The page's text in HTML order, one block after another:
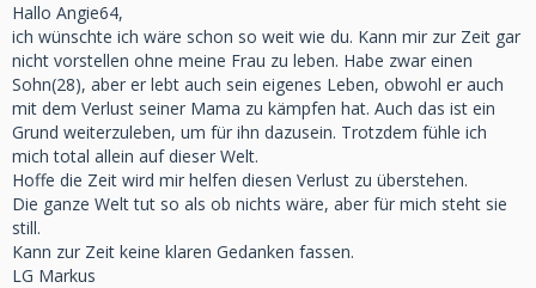
Hallo Angie64,
ich wünschte ich wäre schon so weit wie du. Kann mir zur Zeit gar
nicht vorstellen ohne meine Frau zu leben. Habe zwar einen
Sohn(28), aber er lebt auch sein eigenes Leben, obwohl er auch
mit dem Verlust seiner Mama zu kämpfen hat. Auch das ist ein
Grund weiterzuleben, um für ihn dazusein. Trotzdem fühle ich
mich total allein auf dieser Welt.
Hoffe die Zeit wird mir helfen diesen Verlust zu überstehen.
Die ganze Welt tut so als ob nichts wäre, aber für mich steht sie
still.
Kann zur Zeit keine klaren Gedanken fassen.
LG Markus